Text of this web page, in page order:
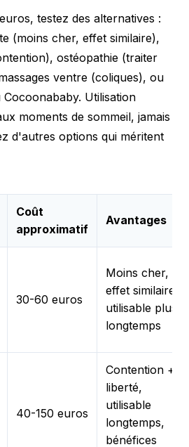
testez des alternatives :
(moins cher, effet similaire),
ostéopathie (traiter
ventre (coliques), ou
Utilisation
moments de sommeil, jamais
d'autres options qui méritent
Coût
approximatif
Avantages
30-60 euros
Moins cher,
effet similaire,
utilisable plus
longtemps
40-150 euros
Contention +
liberté,
utilisable
longtemps,
bénéfices